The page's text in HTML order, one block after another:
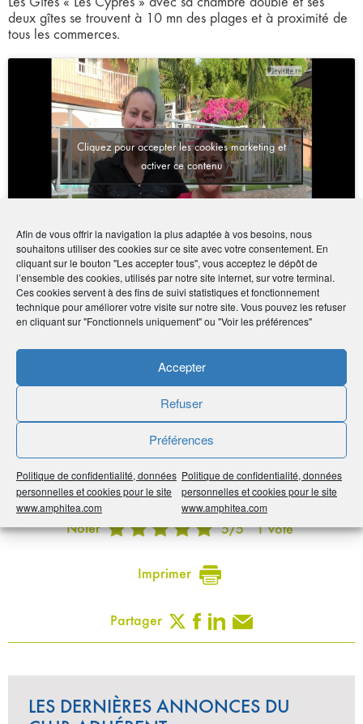
Afin de vous offrir la navigation la plus adaptée à vos besoins, nous
souhaitons utiliser des cookies sur ce site avec votre consentement. En
cliquant sur le bouton "Les accepter tous", vous acceptez le dépôt de
l’ensemble des cookies, utilisés par notre site internet, sur votre terminal.
Ces cookies servent à des fins de suivi statistiques et fonctionnement
technique pour améliorer votre visite sur notre site. Vous pouvez les refuser
en cliquant sur "Fonctionnels uniquement" ou "Voir les préférences"
Accepter
Refuser
Préférences
Politique de confidentialité, données
personnelles et cookies pour le site
www.amphitea.com
Politique de confidentialité, données
personnelles et cookies pour le site
www.amphitea.com
deux gîtes se trouvent à 10 mn des plages et à proximité de
tous les commerces.
Cliquez pour accepter les cookies marketing et
activer ce contenu
Coordonnées
boyer.sylvio@terredusud.re
Publié le :10 juillet 2020
Noter 5/5 1vote
Imprimer
Partager
LES DERNIÈRES ANNONCES DU